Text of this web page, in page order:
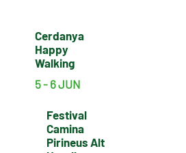
Cerdanya
Happy
Walking
5 - 6 JUN
Festival
Camina
Pirineus Alt